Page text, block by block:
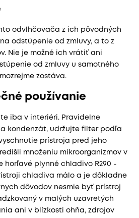
odvlhčovača z ich pôvodných
odstúpenie od zmluvy, a to z
Nie je možné ich vrátiť ani
od zmluvy u samotného
zostáva.
používanie
iba v interiéri. Pravidelne
kondenzát, udržujte filter podľa
prístroja pred jeho
množeniu mikroorganizmov v
horľavé plynné chladivo R290 -
chladiva málo a je dôkladne
dôvodov nesmie byť prístroj
v malých uzavretých
ani v blízkosti ohňa, zdrojov